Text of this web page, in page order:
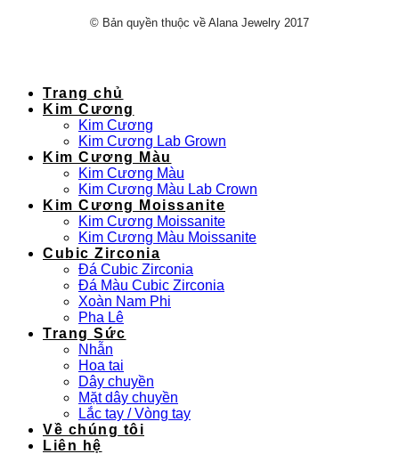
© Bản quyền thuộc về Alana Jewelry 2017
Trang chủ
Kim Cương
Kim Cương
Kim Cương Lab Grown
Kim Cương Màu
Kim Cương Màu
Kim Cương Màu Lab Crown
Kim Cương Moissanite
Kim Cương Moissanite
Kim Cương Màu Moissanite
Cubic Zirconia
Đá Cubic Zirconia
Đá Màu Cubic Zirconia
Xoàn Nam Phi
Pha Lê
Trang Sức
Nhẫn
Hoa tai
Dây chuyền
Mặt dây chuyền
Lắc tay / Vòng tay
Về chúng tôi
Liên hệ